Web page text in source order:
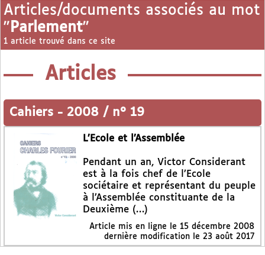
Articles/documents associés au mot
" Parlement"
1 article trouvé dans ce site
Articles
Cahiers - 2008 / n° 19
L’Ecole et l’Assemblée
Pendant un an, Victor Considerant
est à la fois chef de l’Ecole
sociétaire et représentant du peuple
à l’Assemblée constituante de la
Deuxième (…)
Article mis en ligne le 15 décembre 2008
dernière modification le 23 août 2017